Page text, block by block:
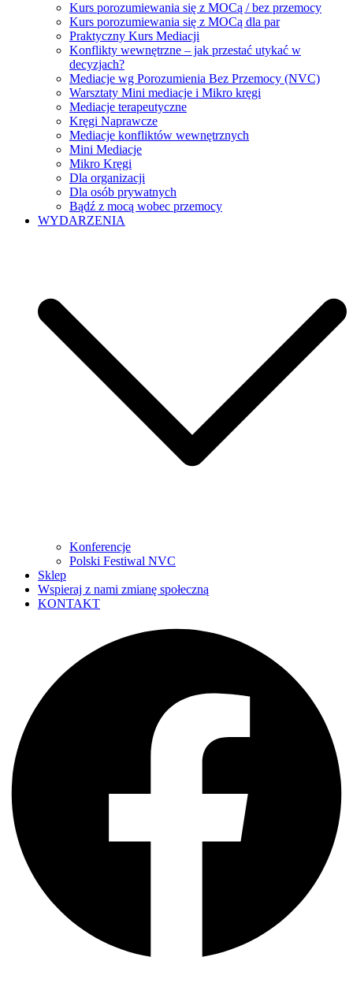
Kurs porozumiewania się z MOCą / bez przemocy
Kurs porozumiewania się z MOCą dla par
Praktyczny Kurs Mediacji
Konflikty wewnętrzne – jak przestać utykać w
decyzjach?
Mediacje wg Porozumienia Bez Przemocy (NVC)
Warsztaty Mini mediacje i Mikro kręgi
Mediacje terapeutyczne
Kręgi Naprawcze
Mediacje konfliktów wewnętrznych
Mini Mediacje
Mikro Kręgi
Dla organizacji
Dla osób prywatnych
Bądź z mocą wobec przemocy
WYDARZENIA
Konferencje
Polski Festiwal NVC
Sklep
Wspieraj z nami zmianę społeczną
KONTAKT